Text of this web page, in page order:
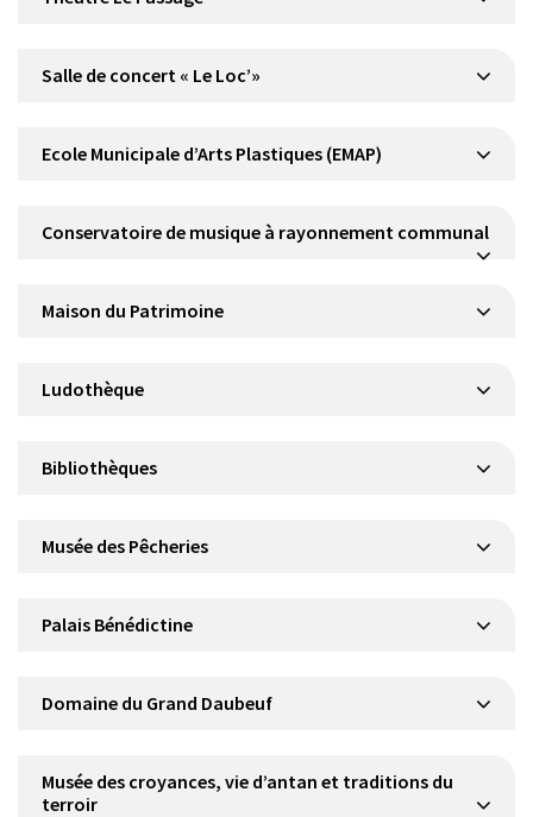
Salle de concert « Le Loc’»
Ecole Municipale d’Arts Plastiques (EMAP)
Conservatoire de musique à rayonnement communal
Maison du Patrimoine
Ludothèque
Bibliothèques
Musée des Pêcheries
Palais Bénédictine
Domaine du Grand Daubeuf
Musée des croyances, vie d’antan et traditions du
terroir